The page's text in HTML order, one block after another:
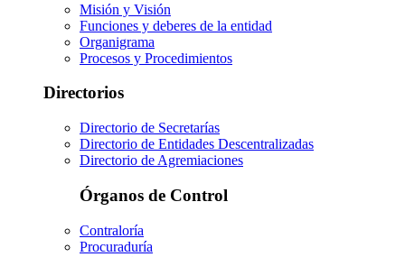
Misión y Visión
Funciones y deberes de la entidad
Organigrama
Procesos y Procedimientos
Directorios
Directorio de Secretarías
Directorio de Entidades Descentralizadas
Directorio de Agremiaciones
Órganos de Control
Contraloría
Procuraduría